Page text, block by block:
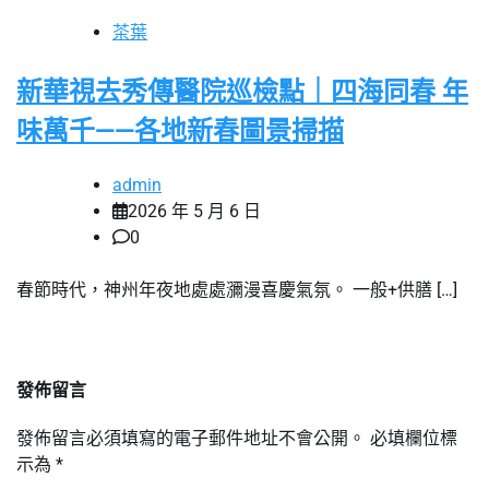
茶葉
新華視去秀傳醫院巡檢點｜四海同春 年
味萬千——各地新春圖景掃描
admin
2026 年 5 月 6 日
0
春節時代，神州年夜地處處瀰漫喜慶氣氛。 一般+供膳 […]
發佈留言
發佈留言必須填寫的電子郵件地址不會公開。 必填欄位標
示為 *